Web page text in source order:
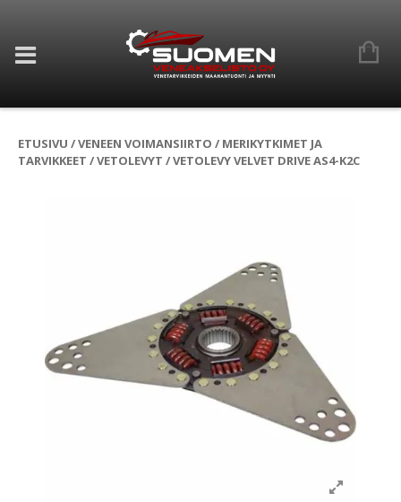
ETUSIVU /VENEEN VOIMANSIIRTO / MERIKYTKIMET JA
TARVIKKEET /VETOLEVYT / VETOLEVY VELVET DRIVE AS4-K2C